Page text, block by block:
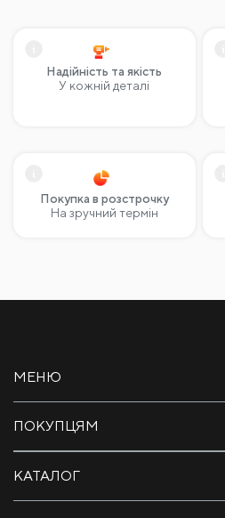
Надійність та якість
У кожній деталі
Покупка в розстрочку
На зручний термін
КАТАЛОГ
ПОКУПЦЯМ
МЕНЮ